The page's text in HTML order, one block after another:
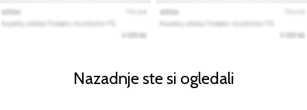
Nazadnje ste si ogledali